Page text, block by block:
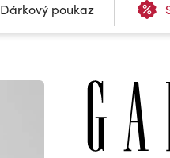
Dárkový poukaz